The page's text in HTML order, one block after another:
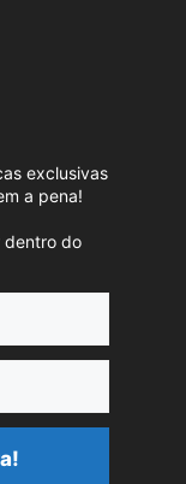
exclusivas
a pena!
dentro do